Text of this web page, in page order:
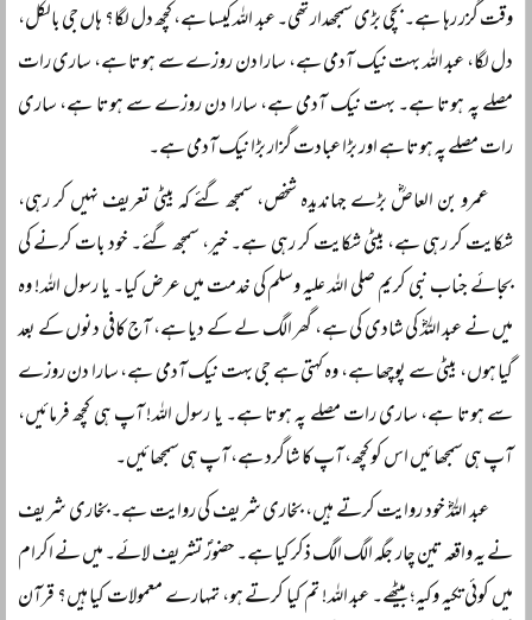
وقت گزر رہا ہے۔ بچی بڑی سمجھدار تھی۔ عبد اللہ کیسا ہے، کچھ دل لگا؟ ہاں جی بالکل،
دل لگا، عبد اللہ بہت نیک آدمی ہے، سارا دن روزے سے ہوتا ہے، ساری رات
مصلے پہ ہوتا ہے۔ بہت نیک آدمی ہے، سارا دن روزے سے ہوتا ہے، ساری
رات مصلے پہ ہوتا ہے اور بڑا عبادت گزار بڑا نیک آدمی ہے۔
عمرو بن العاصؓ بڑے جہاندیدہ شخص، سمجھ گئے کہ بیٹی تعریف نہیں کر رہی،
شکایت کر رہی ہے، بیٹی شکایت کر رہی ہے۔ خیر، سمجھ گئے۔ خود بات کرنے کی
بجائے جناب نبی کریم صلی اللہ علیہ وسلم کی خدمت میں عرض کیا۔ یا رسول اللہ! وہ
میں نے عبد اللہؓ کی شادی کی ہے، گھر الگ لے کے دیا ہے، آج کافی دنوں کے بعد
گیا ہوں، بیٹی سے پوچھا ہے، وہ کہتی ہے جی بہت نیک آدمی ہے، سارا دن روزے
سے ہوتا ہے، ساری رات مصلے پہ ہوتا ہے۔ یا رسول اللہ! آپ ہی کچھ فرمائیں،
آپ ہی سمجھائیں اس کو کچھ، آپ کا شاگرد ہے، آپ ہی سمجھائیں۔
عبد اللہؓ خود روایت کرتے ہیں، بخاری شریف کی روایت ہے۔ بخاری شریف
نے یہ واقعہ تین چار جگہ الگ الگ ذکر کیا ہے۔ حضورؐ تشریف لائے۔ میں نے اکرام
میں کوئی تکیہ وکیہ؛ بیٹھے۔ عبد اللہ! تم کیا کرتے ہو، تمہارے معمولات کیا ہیں؟ قرآن